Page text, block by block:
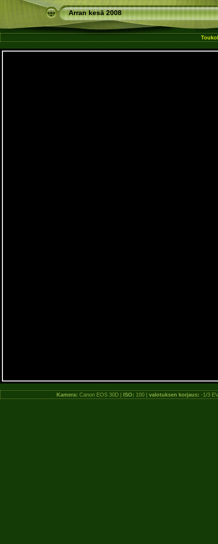
Arran kesä 2008
Kamera: Canon EOS 30D | ISO: 100 | valotuksen korjaus: -1/3